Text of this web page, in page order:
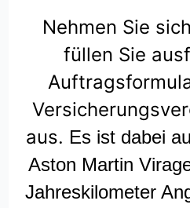
Nehmen Sie
füllen Sie
aus. Es ist dabei
Aston Martin
Jahreskilometer